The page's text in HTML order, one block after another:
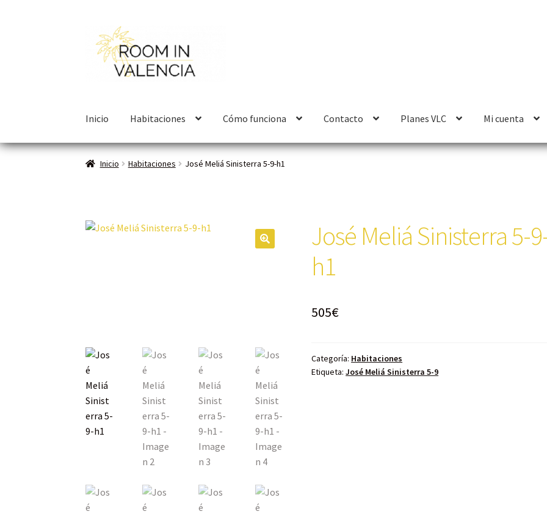
Inicio Habitaciones Cómo funciona Contacto Planes VLC Mi cuenta
Inicio Habitaciones José Meliá Sinisterra 5-9-h1
José Meliá Sinisterra 5-
h1
505€
Categoría: Habitaciones
Etiqueta:José Meliá Sinisterra 5-9